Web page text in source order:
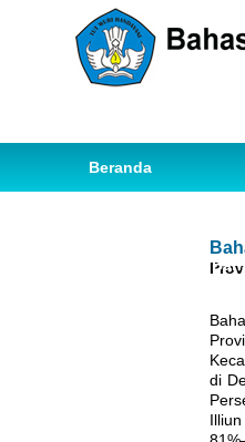
Beranda
Ihwal Pemetaan
di